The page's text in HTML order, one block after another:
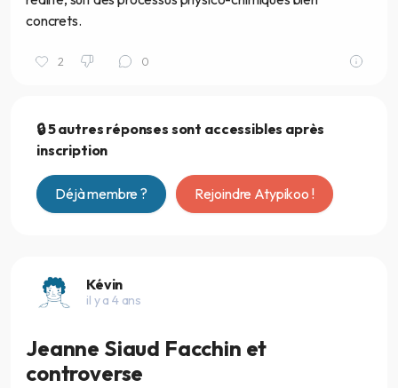
concrets.
2 0
🔒 5 autres réponses sont accessibles après
inscription
Déjà membre ? Rejoindre Atypikoo !
Kévin
il y a 4 ans
Jeanne Siaud Facchin et
controverse